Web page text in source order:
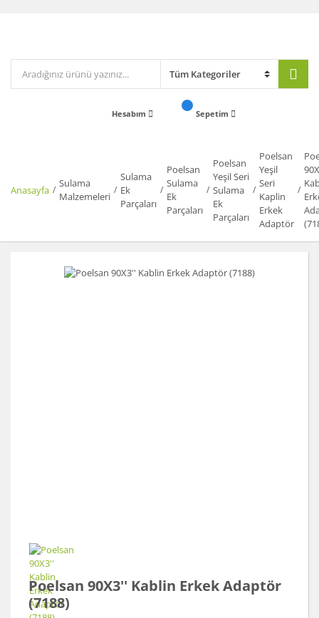
Hesabım Sepetim
Anasayfa
Sulama
Malzemeleri
Sulama
Ek
Parçaları
Poelsan
Sulama
Ek
Parçaları
Poelsan
Yeşil Seri
Sulama
Ek
Parçaları
Poelsan
Yeşil
Seri
Kaplin
Erkek
Adaptör
Poelsan 90X3'' Kablin Erkek Adaptör
(7188)